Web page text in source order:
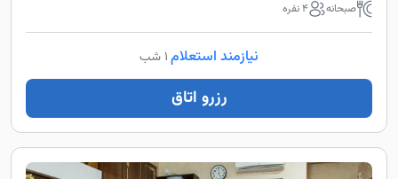
صبحانه 4 نفره
نیازمند استعلام1 شب
رزرو اتاق